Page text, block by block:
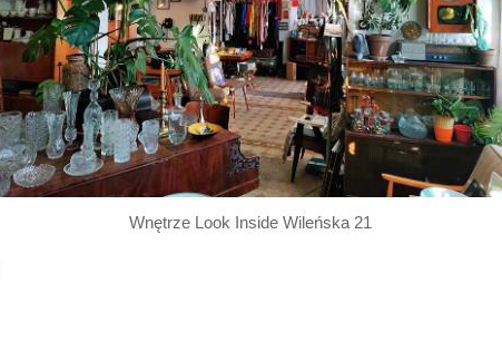
Wnętrze Look Inside Wileńska 21